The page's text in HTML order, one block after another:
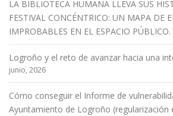
LA BIBLIOTECA HUMANA LLEVA SUS
FESTIVAL CONCÉNTRICO: UN MAPA DE
IMPROBABLES EN EL ESPACIO PÚBLICO.
Logroño y el reto de avanzar hacia una
junio, 2026
Cómo conseguir el Informe de
Ayuntamiento de Logroño (regularización